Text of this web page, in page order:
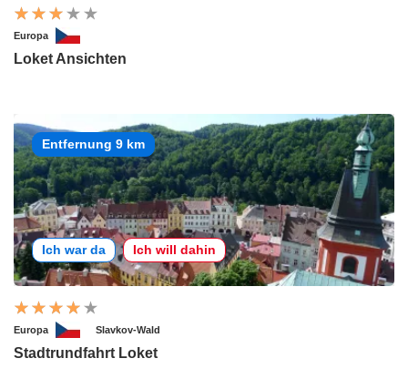
Europa
Loket Ansichten
Entfernung 9 km
Ich war da Ich will dahin
Europa Slavkov-Wald
Stadtrundfahrt Loket